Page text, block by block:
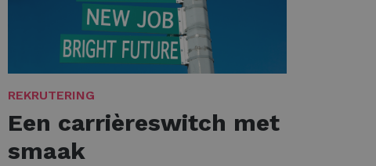
REKRUTERING
Een carrièreswitch met
smaak